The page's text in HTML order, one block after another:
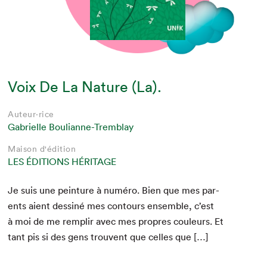
Voix De La Nature (La).
Auteur·rice
Gabrielle Boulianne-Tremblay
Maison d'édition
LES ÉDITIONS HÉRITAGE
Je suis une pein­ture à numéro. Bien que mes par­
ents aient dess­iné mes con­tours ensem­ble, c’est
à moi de me rem­plir avec mes pro­pres couleurs. Et
tant pis si des gens trou­vent que celles que […]